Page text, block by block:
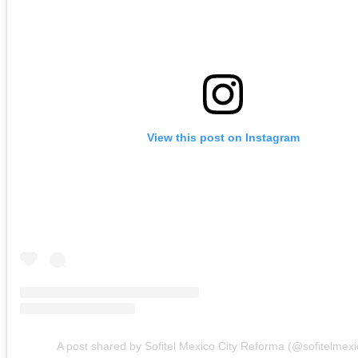
View this post on Instagram
A post shared by Sofitel Mexico City Reforma